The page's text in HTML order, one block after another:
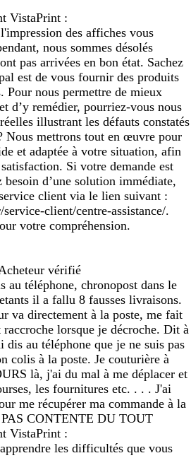
VistaPrint :
des affiches vous
nous sommes désolés
pas arrivées en bon état. Sachez
est de vous fournir des produits
Pour nous permettre de mieux
d’y remédier, pourriez-vous nous
illustrant les défauts constatés
Nous mettrons tout en œuvre pour
et adaptée à votre situation, afin
Si votre demande est
besoin d’une solution immédiate,
client via le lien suivant :
client/centre-assistance/.
votre compréhension.
vérifié
au téléphone, chronopost dans le
il a fallu 8 fausses livraisons.
va directement à la poste, me fait
lorsque je décroche. Dit à
au téléphone que je ne suis pas
colis à la poste. Je couturière à
là, j'ai du mal à me déplacer et
les fournitures etc. . . . J'ai
me récupérer ma commande à la
CONTENTE DU TOUT
VistaPrint :
les difficultés que vous